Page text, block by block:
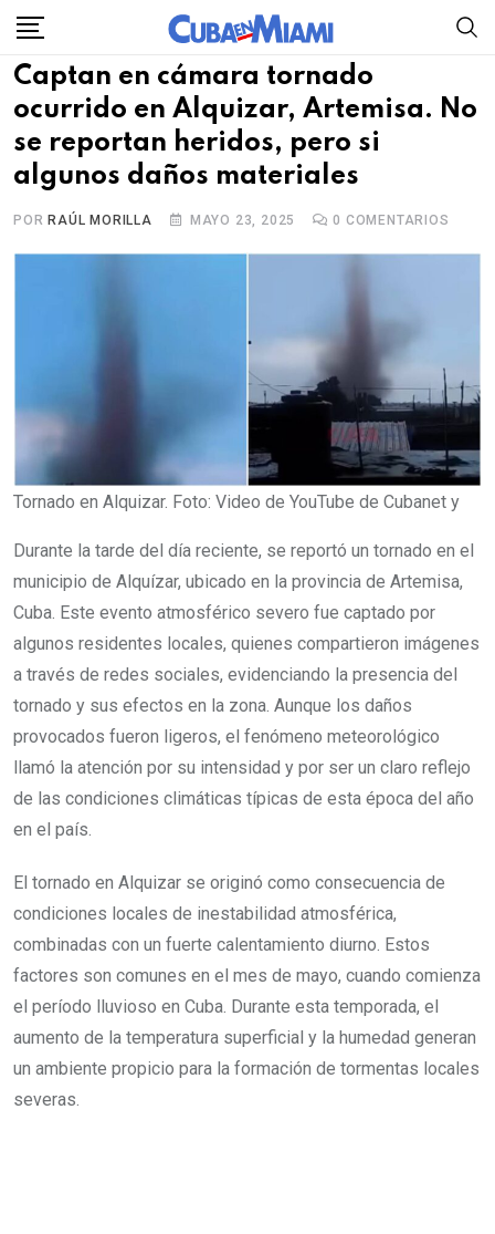
Skip
content
Captan en cámara tornado
ocurrido en Alquizar, Artemisa. No
se reportan heridos, pero si
algunos daños materiales
POR RAÚL MORILLA MAYO 23, 2025 0 COMENTARIOS
Tornado en Alquizar. Foto: Video de YouTube de Cubanet y
Durante la tarde del día reciente, se reportó un tornado en el
municipio de Alquízar, ubicado en la provincia de Artemisa,
Cuba. Este evento atmosférico severo fue captado por
algunos residentes locales, quienes compartieron imágenes
a través de redes sociales, evidenciando la presencia del
tornado y sus efectos en la zona. Aunque los daños
provocados fueron ligeros, el fenómeno meteorológico
llamó la atención por su intensidad y por ser un claro reflejo
de las condiciones climáticas típicas de esta época del año
en el país.
El tornado en Alquizar se originó como consecuencia de
condiciones locales de inestabilidad atmosférica,
combinadas con un fuerte calentamiento diurno. Estos
factores son comunes en el mes de mayo, cuando comienza
el período lluvioso en Cuba. Durante esta temporada, el
aumento de la temperatura superficial y la humedad generan
un ambiente propicio para la formación de tormentas locales
severas.